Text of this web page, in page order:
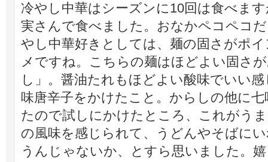
冷やし中華はシーズンに10回は食べま
実さんで食べました。おなかペコペコ
やし中華好きとしては、麺の固さがポ
メですね。こちらの麺はほどよい固さ
し」。醤油たれもほどよい酸味でいい
味唐辛子をかけたこと。からしの他に
たので試しにかけたところ、これがう
の風味を感じられて、うどんやそばに
うんじゃないか、とすら思いました。